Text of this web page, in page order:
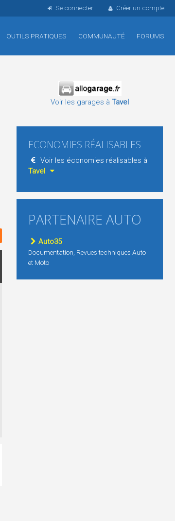
Se connecter Créer un compte
OUTILS PRATIQUES COMMUNAUTÉ FORUMS
Voir les garages à Tavel
ECONOMIES RÉALISABLES
Voir les économies réalisables à
Tavel
PARTENAIRE AUTO
Auto35
Documentation, Revues techniques Auto
et Moto